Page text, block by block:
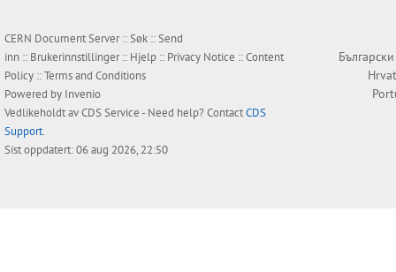
CERN Document Server ::Søk ::Send
inn :: Brukerinnstillinger:: Hjelp :: Privacy Notice ::Content
Policy ::Terms and Conditions
Powered by Invenio
Vedlikeholdt avCDS Service- Need help? ContactCDS
Support.
Sist oppdatert: 06 aug 2026, 22:50
Български